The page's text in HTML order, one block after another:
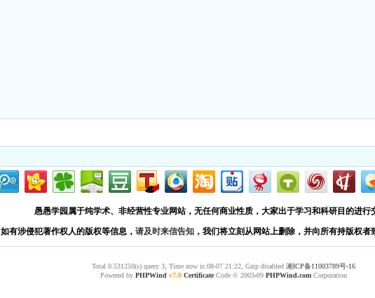
愚愚学园属于纯学术、非经营性专业网站，无任何商业性质，大家出于学习和科研目的进行
如有涉侵犯著作权人的版权等信息， 请及时来信告知 ，我们将立刻从网站上删除，并向所有持版权者
Total 0.531250(s) query 3, Time now is:08-07 21:22, Gzip disabled 湘ICP备11003789号-16
Powered by PHPWind v7.0 Certificate Code © 2003-09 PHPWind.com Corporation